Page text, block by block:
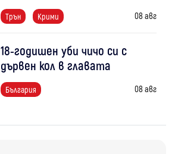
Трън Крими 08 авг
18-годишен уби чичо си с
дървен кол в главата
България 08 авг